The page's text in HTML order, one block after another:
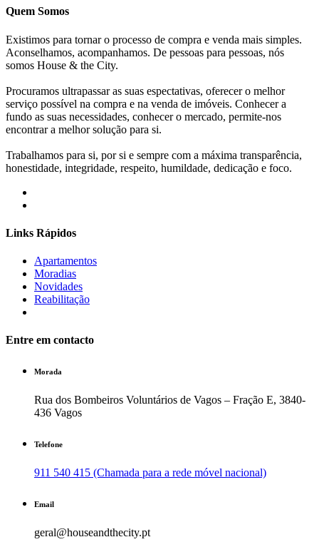
Quem Somos
Existimos para tornar o processo de compra e venda mais simples.
Aconselhamos, acompanhamos. De pessoas para pessoas, nós
somos House & the City.
Procuramos ultrapassar as suas espectativas, oferecer o melhor
serviço possível na compra e na venda de imóveis. Conhecer a
fundo as suas necessidades, conhecer o mercado, permite-nos
encontrar a melhor solução para si.
Trabalhamos para si, por si e sempre com a máxima transparência,
honestidade, integridade, respeito, humildade, dedicação e foco.
Links Rápidos
Apartamentos
Moradias
Novidades
Reabilitação
Entre em contacto
Morada
Rua dos Bombeiros Voluntários de Vagos – Fração E, 3840-
436 Vagos
Telefone
911 540 415 (Chamada para a rede móvel nacional)
Email
geral@houseandthecity.pt